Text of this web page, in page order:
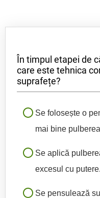
În timpul etapei de
care este tehnica
suprafețe?
Se folosește o
mai bine
Se aplică
excesul cu putere.
Se pensulează